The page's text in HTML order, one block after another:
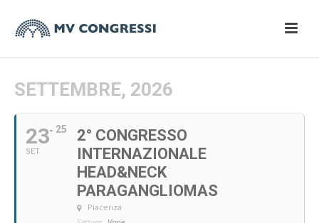
SETTEMBRE, 2026
23
SET
25
2° CONGRESSO
INTERNAZIONALE
HEAD&NECK
PARAGANGLIOMAS
Piacenza